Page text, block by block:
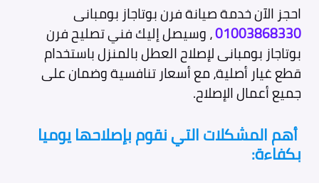
احجز الآن خدمة صيانة فرن بوتاجاز بومبانى
01003868330، وسيصل إليك فني تصليح فرن
بوتاجاز بومبانى لإصلاح العطل بالمنزل باستخدام
قطع غيار أصلية، مع أسعار تنافسية وضمان على
جميع أعمال الإصلاح.
أهم المشكلات التي نقوم بإصلاحها يوميا
بكفاءة: